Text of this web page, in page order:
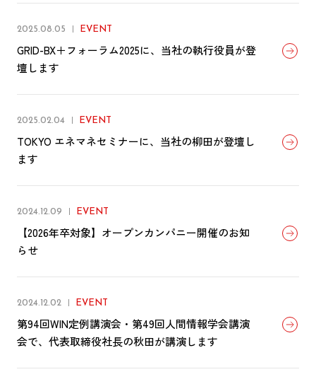
2025.08.05 EVENT
GRID-BX＋フォーラム2025に、当社の執行役員が登
壇します
2025.02.04 EVENT
TOKYO エネマネセミナーに、当社の柳田が登壇し
ます
2024.12.09 EVENT
【2026年卒対象】オープンカンパニー開催のお知
らせ
2024.12.02 EVENT
第94回WIN定例講演会・第49回人間情報学会講演
会で、代表取締役社長の秋田が講演します